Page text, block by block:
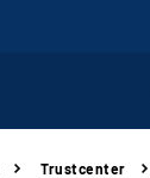
Trustcenter